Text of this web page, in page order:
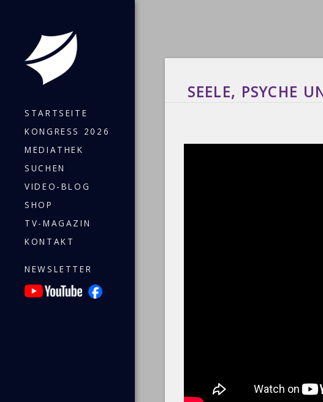
STARTSEITE
KONGRESS 2026
MEDIATHEK
SUCHEN
VIDEO-BLOG
SHOP
TV-MAGAZIN
KONTAKT
NEWSLETTER
SEELE, PSYCHE